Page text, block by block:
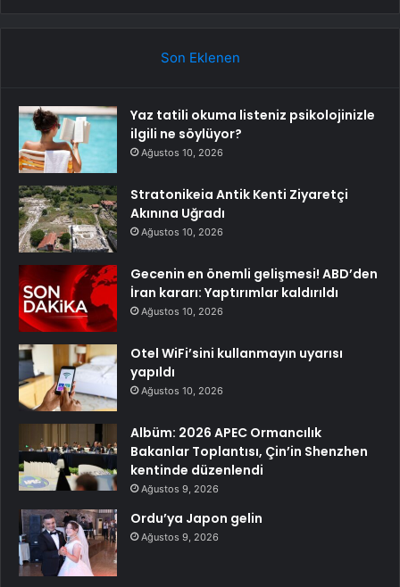
Son Eklenen
Yaz tatili okuma listeniz psikolojinizle
ilgili ne söylüyor?
Ağustos 10, 2026
Stratonikeia Antik Kenti Ziyaretçi
Akınına Uğradı
Ağustos 10, 2026
Gecenin en önemli gelişmesi! ABD’den
İran kararı: Yaptırımlar kaldırıldı
Ağustos 10, 2026
Otel WiFi’sini kullanmayın uyarısı
yapıldı
Ağustos 10, 2026
Albüm: 2026 APEC Ormancılık
Bakanlar Toplantısı, Çin’in Shenzhen
kentinde düzenlendi
Ağustos 9, 2026
Ordu’ya Japon gelin
Ağustos 9, 2026